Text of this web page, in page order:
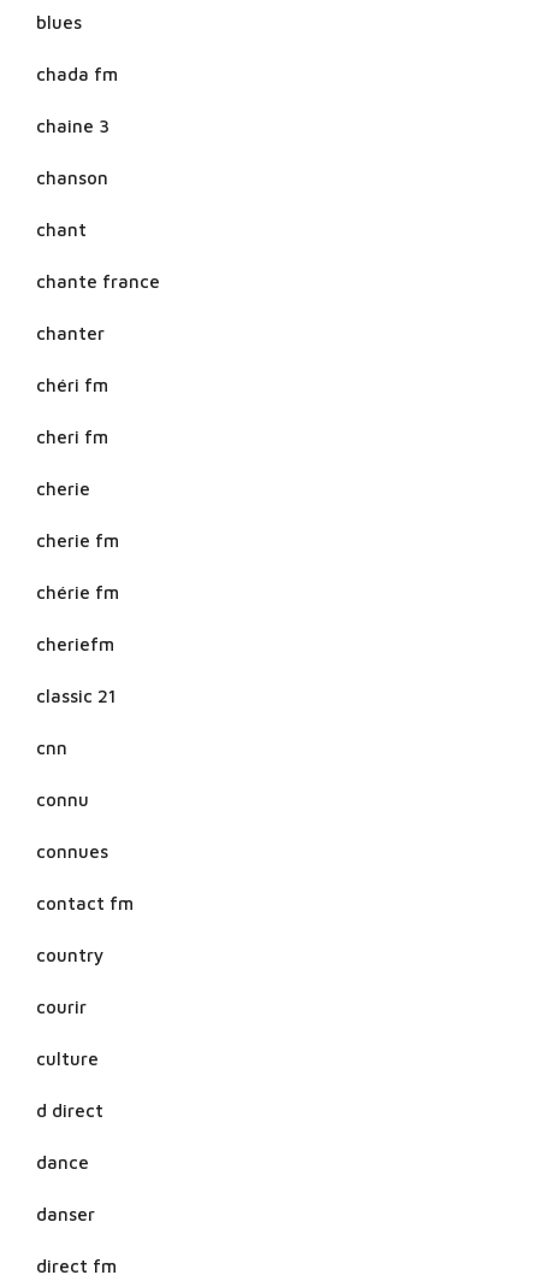
blues
chada fm
chaine 3
chanson
chant
chante france
chanter
chéri fm
cheri fm
cherie
cherie fm
chérie fm
cheriefm
classic 21
cnn
connu
connues
contact fm
country
courir
culture
d direct
dance
danser
direct fm